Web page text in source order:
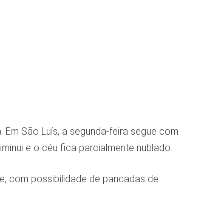
São Luís, a segunda-feira segue com
e o céu fica parcialmente nublado.
com possibilidade de pancadas de